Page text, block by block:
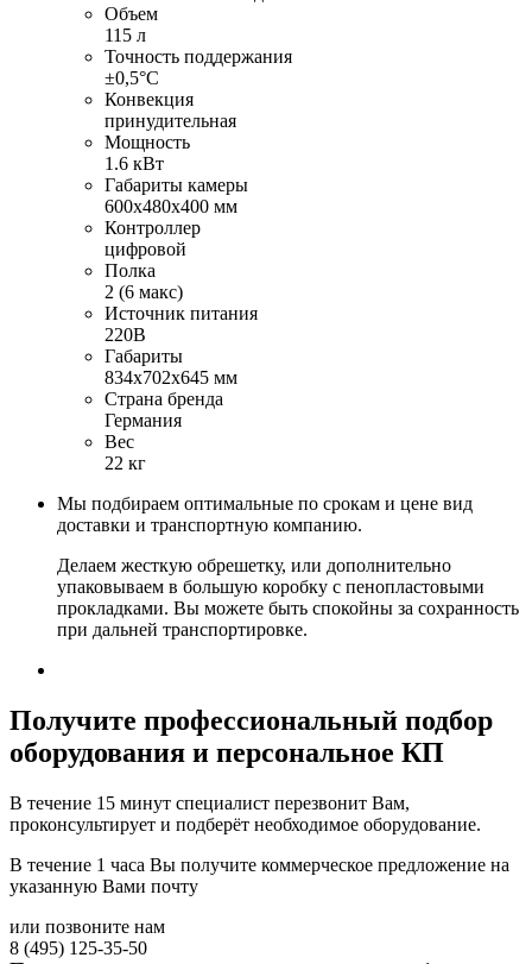
Объем
115 л
Точность поддержания
±0,5°С
Конвекция
принудительная
Мощность
1.6 кВт
Габариты камеры
600х480х400 мм
Контроллер
цифровой
Полка
2 (6 макс)
Источник питания
220В
Габариты
834х702х645 мм
Страна бренда
Германия
Вес
22 кг
Мы подбираем оптимальные по срокам и цене вид
доставки и транспортную компанию.
Делаем жесткую обрешетку, или дополнительно
упаковываем в большую коробку с пенопластовыми
прокладками. Вы можете быть спокойны за сохранность
при дальней транспортировке.
Получите профессиональный подбор
оборудования и персональное КП
В течение 15 минут специалист перезвонит Вам,
проконсультирует и подберёт необходимое оборудование.
В течение 1 часа Вы получите коммерческое предложение на
указанную Вами почту
или позвоните нам
8 (495) 125-35-50